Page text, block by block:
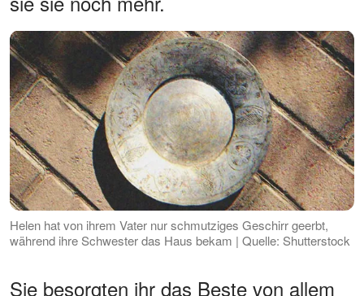
Helen hat von ihrem Vater nur schmutziges Geschirr geerbt,
während ihre Schwester das Haus bekam | Quelle: Shutterstock
Sie besorgten ihr das Beste von allem